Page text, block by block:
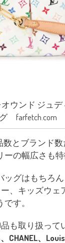
オウンド ジュ
グ farfetch.com
数とブランド
の幅広さも特
ッグはもちろ
、キッズウェ
す。
も取り扱って
CHANEL、